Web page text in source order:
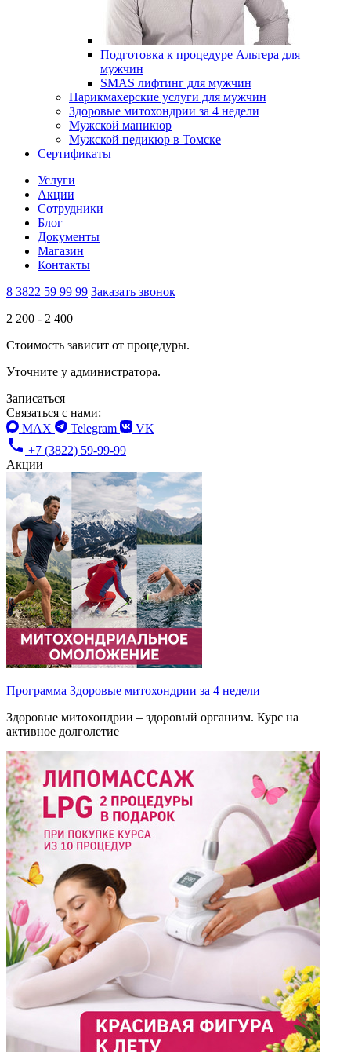
Подготовка к процедуре Альтера для
мужчин
SMAS лифтинг для мужчин
Парикмахерские услуги для мужчин
Здоровые митохондрии за 4 недели
Мужской маникюр
Мужской педикюр в Томске
Сертификаты
Услуги
Акции
Сотрудники
Блог
Документы
Магазин
Контакты
8 3822 59 99 99 Заказать звонок
2 200 - 2 400
Стоимость зависит от процедуры.
Уточните у администратора.
Записаться
Связаться с нами:
MAX
Telegram
VK
+7 (3822) 59-99-99
Акции
Программа Здоровые митохондрии за 4 недели
Здоровые митохондрии – здоровый организм. Курс на
активное долголетие